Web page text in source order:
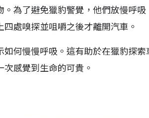
為了避免獵豹警覺，他們放慢呼
處嗅探並咀嚼之後才離開汽車。
何慢慢呼吸。這有助於在獵豹探
感覺到生命的可貴。